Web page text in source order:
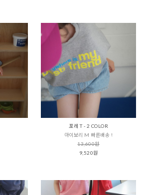
포레 T - 2 COLOR
아이보리 M 빠른배송 !
13,600원
9,520원